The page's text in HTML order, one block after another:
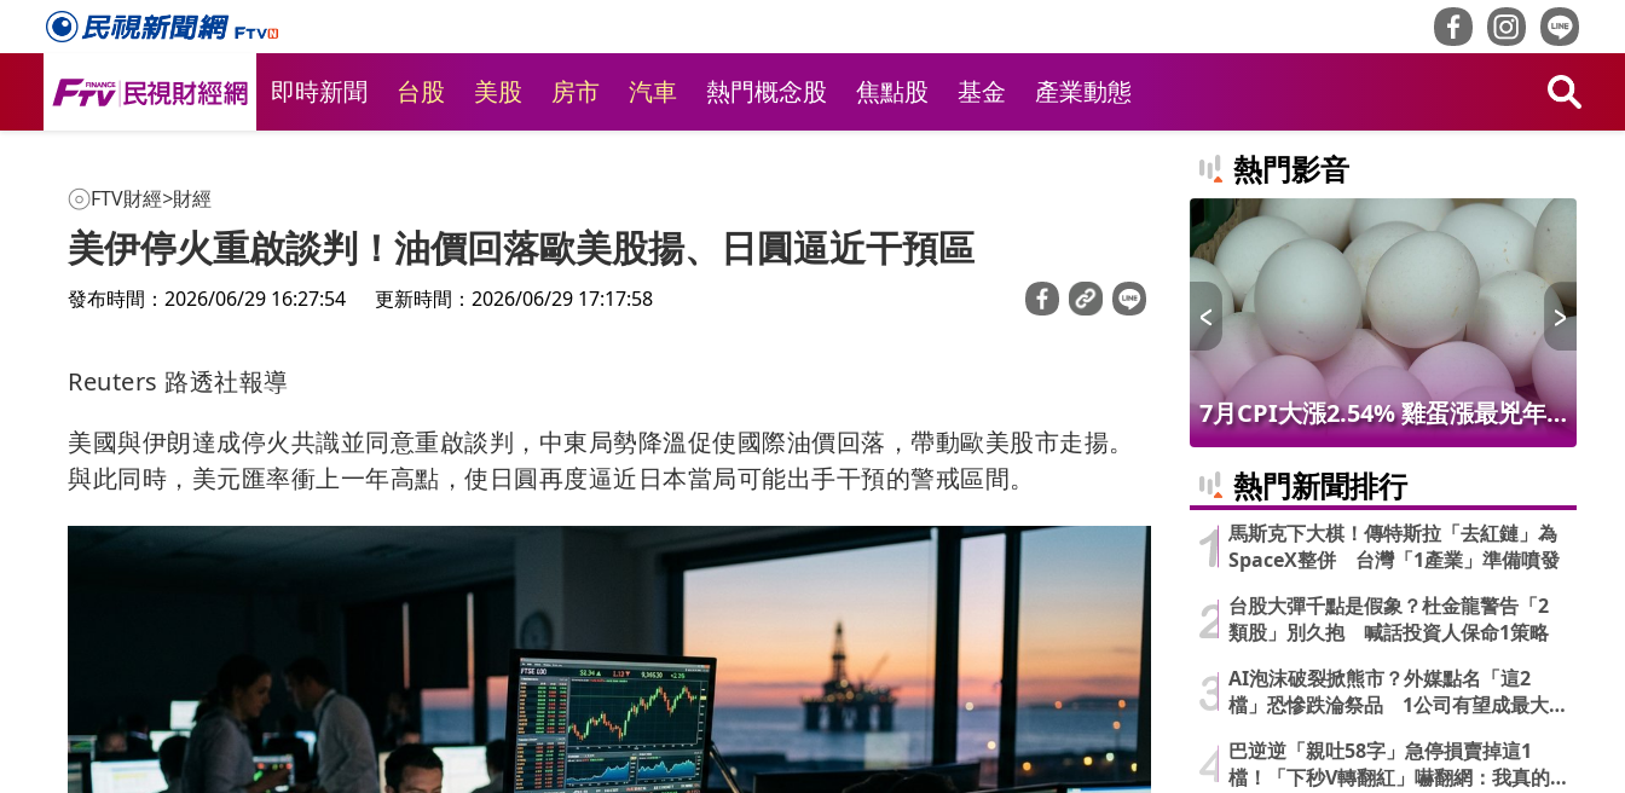
即時新聞 台股 美股 房市 汽車 熱門概念股 焦點股 基金 產業動態
FTV財經>財經
美伊停火重啟談判！油價回落歐美股揚、日圓逼近干預區
發布時間：2026/06/29 16:27:54 更新時間：2026/06/29 17:17:58
Reuters 路透社報導
美國與伊朗達成停火共識並同意重啟談判，中東局勢降溫促使國際油價回落，帶動歐美股市走揚。
與此同時，美元匯率衝上一年高點，使日圓再度逼近日本當局可能出手干預的警戒區間。
熱門影音
萬本吸經銷商搶購
7月CPI大漲2.54% 雞蛋漲最兇年
幅
熱門新聞排行
馬斯克下大棋！傳特斯拉「去紅鏈」為
SpaceX整併 台灣「1產業」準備噴發
台股大彈千點是假象？杜金龍警告「2
類股」別久抱 喊話投資人保命1策略
AI泡沫破裂掀熊市？外媒點名「這2
檔」恐慘跌淪祭品 1公司有望成最大
巴逆逆「親吐58字」急停損賣掉這1
檔！「下秒V轉翻紅」嚇翻網：我真的